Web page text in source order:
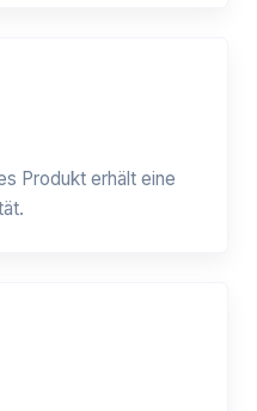
Produkt erhält eine